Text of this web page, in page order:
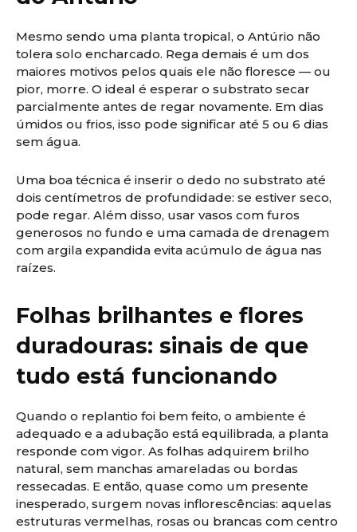
Mesmo sendo uma planta tropical, o Antúrio não
tolera solo encharcado. Rega demais é um dos
maiores motivos pelos quais ele não floresce — ou
pior, morre. O ideal é esperar o substrato secar
parcialmente antes de regar novamente. Em dias
úmidos ou frios, isso pode significar até 5 ou 6 dias
sem água.
Uma boa técnica é inserir o dedo no substrato até
dois centímetros de profundidade: se estiver seco,
pode regar. Além disso, usar vasos com furos
generosos no fundo e uma camada de drenagem
com argila expandida evita acúmulo de água nas
raízes.
Folhas brilhantes e flores
duradouras: sinais de que
tudo está funcionando
Quando o replantio foi bem feito, o ambiente é
adequado e a adubação está equilibrada, a planta
responde com vigor. As folhas adquirem brilho
natural, sem manchas amareladas ou bordas
ressecadas. E então, quase como um presente
inesperado, surgem novas inflorescências: aquelas
estruturas vermelhas, rosas ou brancas com centro